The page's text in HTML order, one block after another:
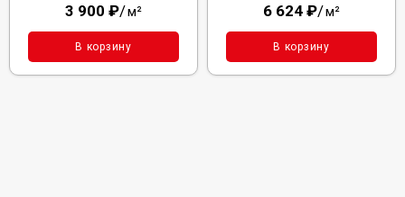
3 900 ₽/м²
В корзину
6 624 ₽/м²
В корзину